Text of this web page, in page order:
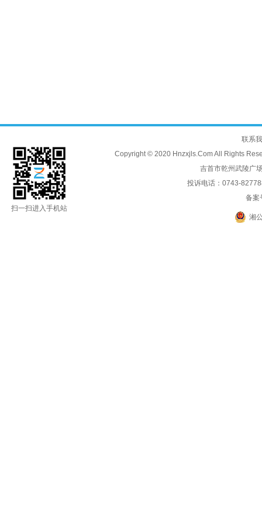
扫一扫进入手机站
联系
Copyright © 2020 Hnzxjls.Com All Rights
吉首市乾州武陵广
投诉电话：0743-
备案
湘